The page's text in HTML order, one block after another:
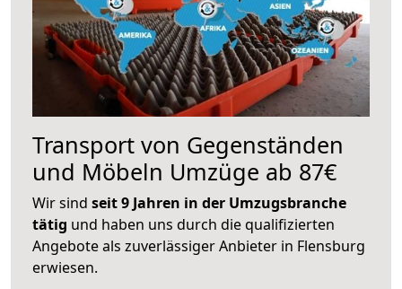
Transport von Gegenständen
und Möbeln Umzüge ab 87€
Wir sind seit 9 Jahren in der Umzugsbranche
tätig und haben uns durch die qualifizierten
Angebote als zuverlässiger Anbieter in Flensburg
erwiesen.